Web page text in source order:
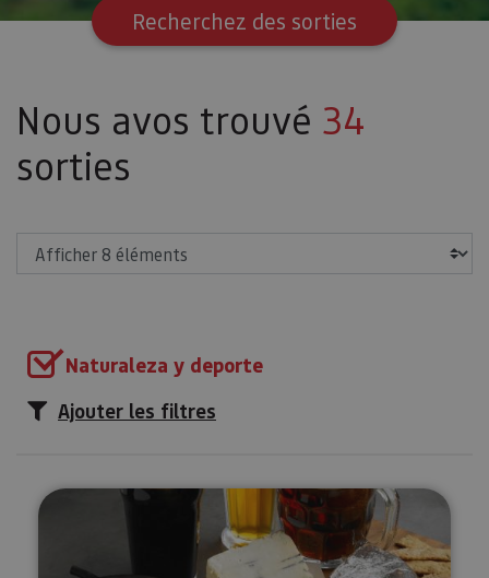
Recherchez des sorties
Nous avos trouvé 34
sorties
Naturaleza y deporte
Ajouter les filtres
Dégustation de bières dans la